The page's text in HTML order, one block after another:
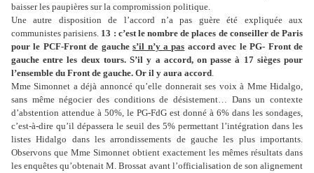
baisser les paupières sur la compromission politique.
Une autre disposition de l’accord n’a pas guère été expliquée aux
communistes parisiens. 13 : c’est le nombre de places de conseiller de Paris
pour le PCF-Front de gauches’il n’y a pas accord avec le PG- Front de
gauche entre les deux tours. S’il y a accord, on passe à 17 sièges pour
l’ensemble du Front de gauche. Or il y aura accord.
Mme Simonnet a déjà annoncé qu’elle donnerait ses voix à Mme Hidalgo,
sans même négocier des conditions de désistement… Dans un contexte
d’abstention attendue à 50%, le PG-FdG est donné à 6% dans les sondages,
c’est-à-dire qu’il dépassera le seuil des 5% permettant l’intégration dans les
listes Hidalgo dans les arrondissements de gauche les plus importants.
Observons que Mme Simonnet obtient exactement les mêmes résultats dans
les enquêtes qu’obtenait M. Brossat avant l’officialisation de son alignement